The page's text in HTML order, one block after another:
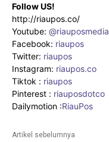
Follow US!
http://riaupos.co/
Youtube: @riauposmedia
Facebook: riaupos
Twitter: riaupos
Instagram: riaupos.co
Tiktok : riaupos
Pinterest : riauposdotco
Dailymotion :RiauPos
Artikel sebelumnya